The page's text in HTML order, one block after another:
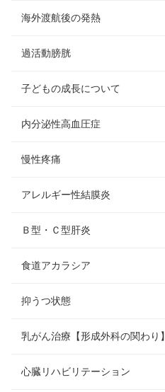
海外渡航後の発熱
過活動膀胱
子どもの成長について
内分泌性高血圧症
慢性疼痛
アレルギー性結膜炎
Ｂ型・Ｃ型肝炎
食道アカラシア
抑うつ状態
乳がん治療【形成外科の関わり】
心臓リハビリテーション